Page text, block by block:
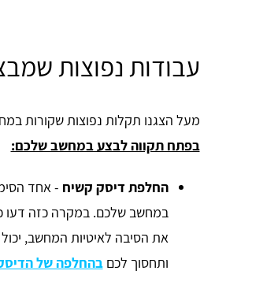
עבודות נפוצות
מעל הצגנו תקלות נפוצות שקורות
בפתח תקווה לבצע במחשב שלכם:
החלפת דיסק קשיח - אחד
במחשב שלכם. במקרה כזה דעו
את הסיבה לאיטיות המחשב,
ותחסוך לכםבהחלפה של